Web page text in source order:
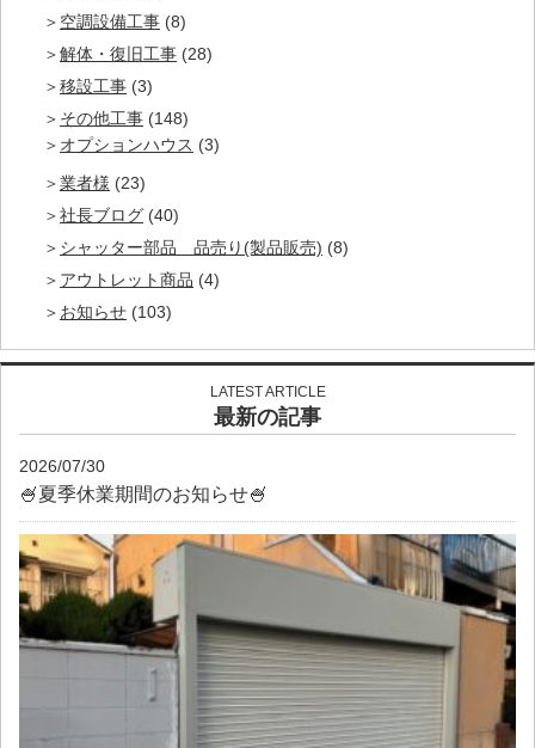
空調設備工事 (8)
解体・復旧工事 (28)
移設工事 (3)
その他工事 (148)
オプションハウス (3)
業者様 (23)
社長ブログ (40)
シャッター部品 品売り(製品販売) (8)
アウトレット商品 (4)
お知らせ (103)
LATEST ARTICLE
最新の記事
2026/07/30
🍧夏季休業期間のお知らせ🍧